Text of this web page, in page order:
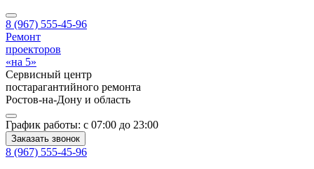
8 (967) 555-45-96
Ремонт
проекторов
«на 5»
Сервисный центр
постарагантийного ремонта
Ростов-на-Дону и область
График работы: с 07:00 до 23:00
Заказать звонок
8 (967) 555-45-96